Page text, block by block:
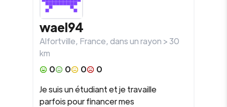
wael94
Alfortville, France, dans un rayon >30
km
0
0 0
0
Je suis un étudiant et je travaille
parfois pour financer mes